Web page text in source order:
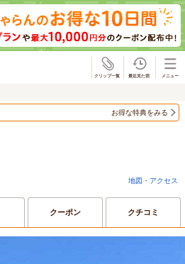
お得な特典をみる
地図・アクセス
クーポン クチコミ